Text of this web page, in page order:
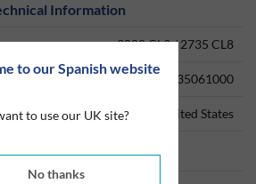
to our Spanish website
to use our UK site?
No thanks
Information
3082 CL9 / 2735 CL8
35061000
United States
Data Sheets